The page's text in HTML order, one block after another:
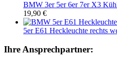
BMW 3er 5er 6er 7er X3
19,90 €
5er E61 Heckleuchte rechts
Ihre Ansprechpartner: